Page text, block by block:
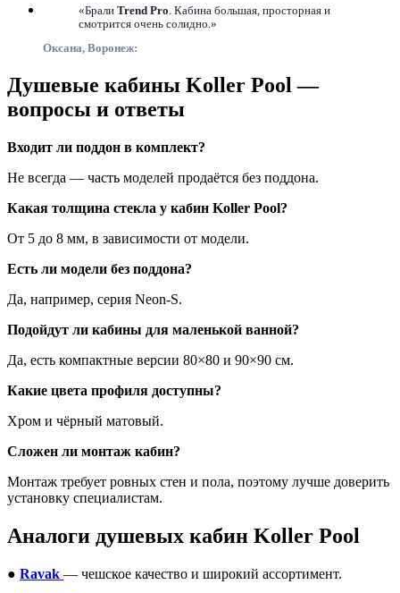
«Брали Trend Pro . Кабина большая, просторная и
смотрится очень солидно.»
Оксана, Воронеж:
Душевые кабины Koller Pool —
вопросы и ответы
Входит ли поддон в комплект?
Не всегда — часть моделей продаётся без поддона.
Какая толщина стекла у кабин Koller Pool?
От 5 до 8 мм, в зависимости от модели.
Есть ли модели без поддона?
Да, например, серия Neon-S.
Подойдут ли кабины для маленькой ванной?
Да, есть компактные версии 80×80 и 90×90 см.
Какие цвета профиля доступны?
Хром и чёрный матовый.
Сложен ли монтаж кабин?
Монтаж требует ровных стен и пола, поэтому лучше доверить
установку специалистам.
Аналоги душевых кабин Koller Pool
● Ravak — чешское качество и широкий ассортимент.